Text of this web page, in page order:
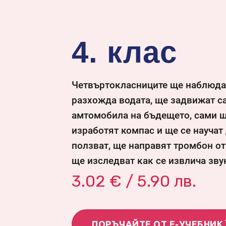
4. клас
Четвъртокласниците ще
разхожда водата, ще задвижат
амтомобила на бъдещето, сами
изработят компас и ще се научат
ползват, ще направят тромбон
ще изследват как се извлича
3.02 € / 5.90 лв.
ПОРЪЧАЙТЕ ОТ Е-УЧЕБНИК